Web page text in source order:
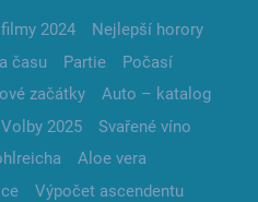
2024
Nejlepší horory
času Partie
Počasí
začátky
Auto – katalog
Volby 2025
Svařené víno
Aloe vera
Výpočet ascendentu